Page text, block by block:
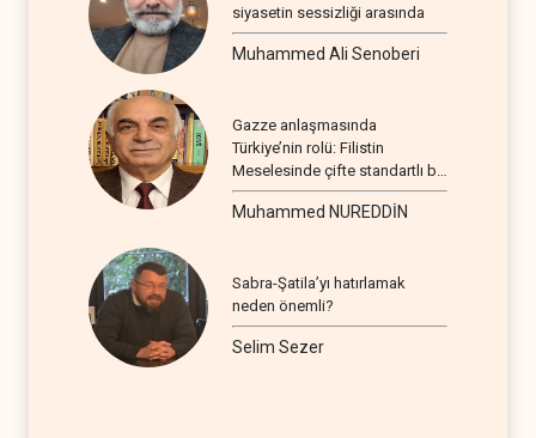
siyasetin sessizliği arasında
Muhammed Ali Senoberi
Gazze anlaşmasında
Türkiye’nin rolü: Filistin
Meselesinde çifte standartlı bir
seyir
Muhammed NUREDDİN
Sabra-Şatila’yı hatırlamak
neden önemli?
Selim Sezer